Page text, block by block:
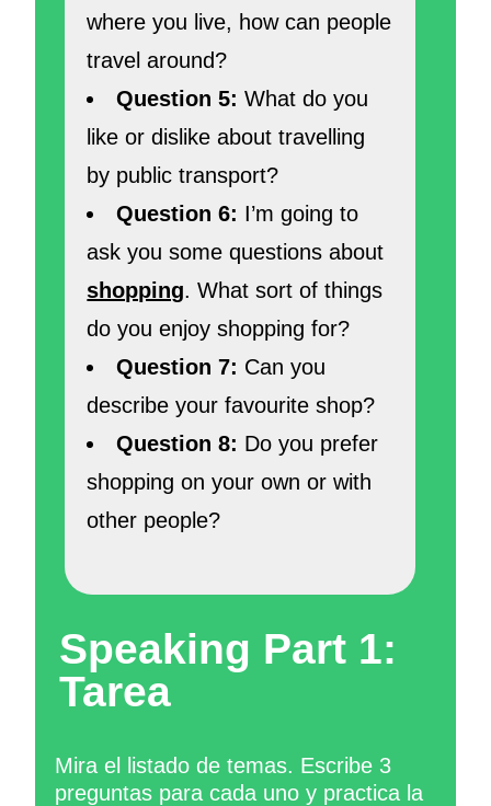
where you live, how can people
travel around?
Question 5: What do you
like or dislike about travelling
by public transport?
Question 6: I’m going to
ask you some questions about
shopping. What sort of things
do you enjoy shopping for?
Question 7: Can you
describe your favourite shop?
Question 8: Do you prefer
shopping on your own or with
other people?
Speaking Part 1:
Tarea
Mira el listado de temas. Escribe 3
preguntas para cada uno y practica la